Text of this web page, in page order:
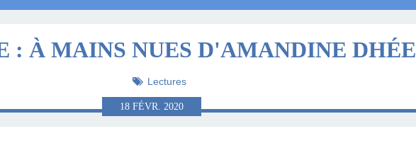
: À MAINS NUES D'AMANDINE DHÉE
Lectures
18 FÉVR. 2020